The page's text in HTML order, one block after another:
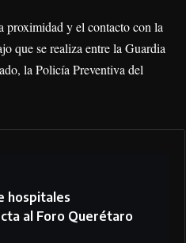
proximidad y el contacto con la
que se realiza entre la Guardia
la Policía Preventiva del
hospitales
al Foro Querétaro